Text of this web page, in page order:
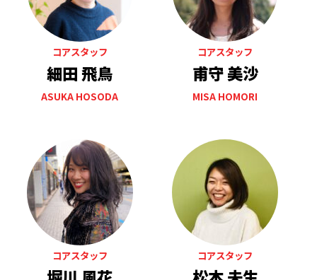
コアスタッフ
細田 飛鳥
ASUKA HOSODA
コアスタッフ
甫守 美沙
MISA HOMORI
コアスタッフ コアスタッフ